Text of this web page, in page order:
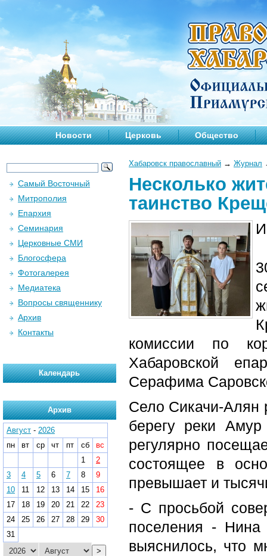
Новости Церковь Общество
Хабаровск православный → Журнал
Несколько
таинство
комиссии по
Хабаровской
Серафима
Село Сикачи-Алян
берегу реки
регулярно
состоящее в
превышает и
- С просьбой
поселения - Нина
выяснилось, что
Самый Восточный
Митрополия
Епархия
Семинария
Церковные СМИ
Блогосфера
Фотогалерея
Медиатека
Вопросы священнику
Архив
Контакты
Календарь
Архив
Август - 2026
пн
вт ср чт пт сб
вс
1
2
3
4 5 6 7 8
9
10
11 12 13 14 15
16
17
18 19 20 21 22
23
24
25 26 27 28 29
30
31
>